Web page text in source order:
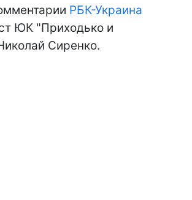
РБК-Украина
ЮК "Приходько и
Сиренко.